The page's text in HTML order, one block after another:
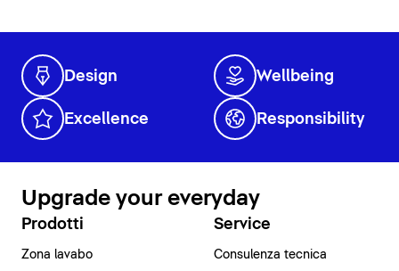
Design Wellbeing
Excellence Responsibility
Upgrade your everyday
Prodotti
Zona lavabo
Service
Consulenza tecnica